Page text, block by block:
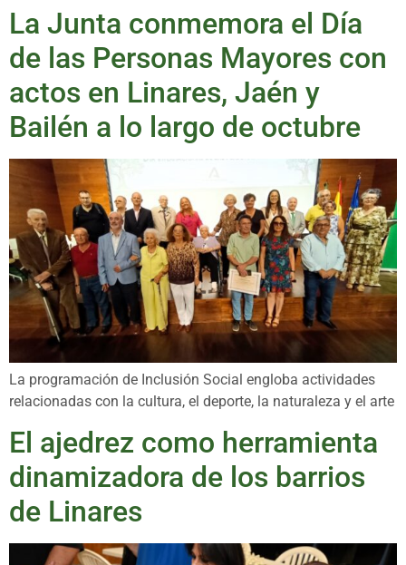
La Junta conmemora el Día
de las Personas Mayores con
actos en Linares, Jaén y
Bailén a lo largo de octubre
La programación de Inclusión Social engloba actividades
relacionadas con la cultura, el deporte, la naturaleza y el arte
El ajedrez como herramienta
dinamizadora de los barrios
de Linares